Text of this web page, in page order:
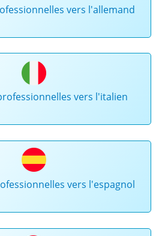
vers l'allemand
vers l'italien
vers l'espagnol